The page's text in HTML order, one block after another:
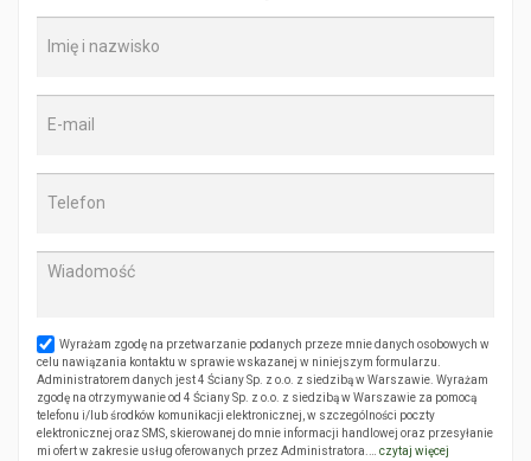
Wyrażam zgodę na przetwarzanie podanych przeze mnie danych osobowych w
celu nawiązania kontaktu w sprawie wskazanej w niniejszym formularzu.
Administratorem danych jest 4 Ściany Sp. z o.o. z siedzibą w Warszawie. Wyrażam
zgodę na otrzymywanie od 4 Ściany Sp. z o.o. z siedzibą w Warszawie za pomocą
telefonu i/lub środków komunikacji elektronicznej, w szczególności poczty
elektronicznej oraz SMS, skierowanej do mnie informacji handlowej oraz przesyłanie
mi ofert w zakresie usług oferowanych przez Administratora.… czytaj więcej